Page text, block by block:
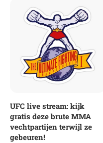
UFC live stream: kijk
gratis deze brute MMA
vechtpartijen terwijl ze
gebeuren!